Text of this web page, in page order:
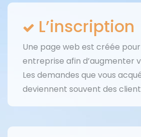
L’inscription
Une page web est créée
entreprise afin d’augmenter
Les demandes que vous
deviennent souvent des